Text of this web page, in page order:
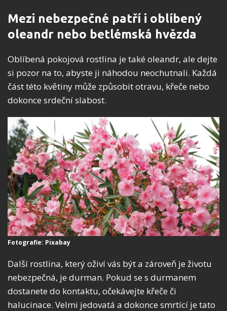
Mezi nebezpečné patří i oblíbený
oleandr nebo betlémská hvězda
Oblíbená pokojová rostlina je také oleandr, ale dejte
si pozor na to, abyste ji náhodou neochutnali. Každá
část této květiny může způsobit otravu, křeče nebo
dokonce srdeční slabost.
Fotografie: Pixabay
Další rostlina, který oživí vás být a zároveň je životu
nebezpečná, je durman. Pokud se s durmanem
dostanete do kontaktu, očekávejte křeče či
halucinace. Velmi jedovatá a dokonce smrtící je tato